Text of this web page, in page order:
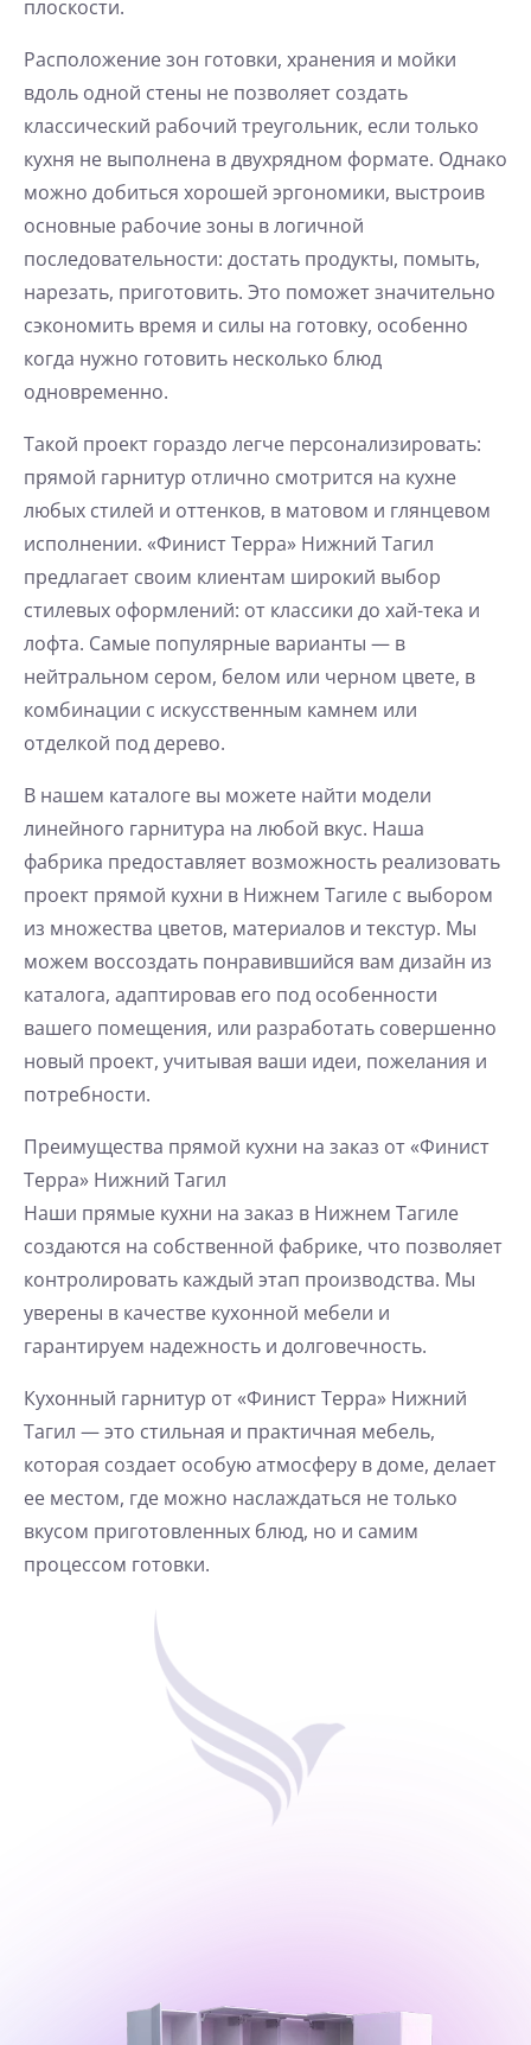
плоскости.
Расположение зон готовки, хранения и мойки
вдоль одной стены не позволяет создать
классический рабочий треугольник, если только
кухня не выполнена в двухрядном формате. Однако
можно добиться хорошей эргономики, выстроив
основные рабочие зоны в логичной
последовательности: достать продукты, помыть,
нарезать, приготовить. Это поможет значительно
сэкономить время и силы на готовку, особенно
когда нужно готовить несколько блюд
одновременно.
Такой проект гораздо легче персонализировать:
прямой гарнитур отлично смотрится на кухне
любых стилей и оттенков, в матовом и глянцевом
исполнении. «Финист Терра» Нижний Тагил
предлагает своим клиентам широкий выбор
стилевых оформлений: от классики до хай-тека и
лофта. Самые популярные варианты — в
нейтральном сером, белом или черном цвете, в
комбинации с искусственным камнем или
отделкой под дерево.
В нашем каталоге вы можете найти модели
линейного гарнитура на любой вкус. Наша
фабрика предоставляет возможность реализовать
проект прямой кухни в Нижнем Тагиле с выбором
из множества цветов, материалов и текстур. Мы
можем воссоздать понравившийся вам дизайн из
каталога, адаптировав его под особенности
вашего помещения, или разработать совершенно
новый проект, учитывая ваши идеи, пожелания и
потребности.
Преимущества прямой кухни на заказ от «Финист
Терра» Нижний Тагил
Наши прямые кухни на заказ в Нижнем Тагиле
создаются на собственной фабрике, что позволяет
контролировать каждый этап производства. Мы
уверены в качестве кухонной мебели и
гарантируем надежность и долговечность.
Кухонный гарнитур от «Финист Терра» Нижний
Тагил — это стильная и практичная мебель,
которая создает особую атмосферу в доме, делает
ее местом, где можно наслаждаться не только
вкусом приготовленных блюд, но и самим
процессом готовки.